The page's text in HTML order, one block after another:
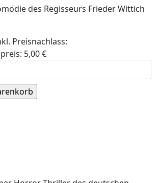
des Regisseurs Frieder Wittich
Preisnachlass:
5,00 €